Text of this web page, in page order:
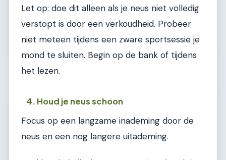
Let op: doe dit alleen als je neus niet volledig
verstopt is door een verkoudheid. Probeer
niet meteen tijdens een zware sportsessie je
mond te sluiten. Begin op de bank of tijdens
het lezen.
4. Houd je neus schoon
Focus op een langzame inademing door de
neus en een nog langere uitademing.